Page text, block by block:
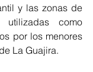
y las zonas de
como
por los menores
La Guajira.